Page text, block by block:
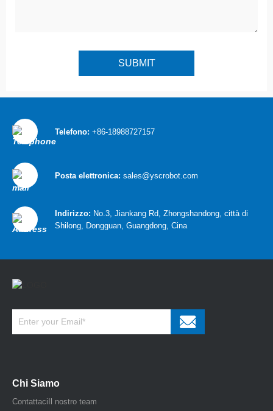
Telefono: +86-18988727157
Posta elettronica: sales@yscrobot.com
Indirizzo: No.3, Jiankang Rd, Zhongshandong, città di
Shilong, Dongguan, Guangdong, Cina
Chi Siamo
ContattaciIl nostro team